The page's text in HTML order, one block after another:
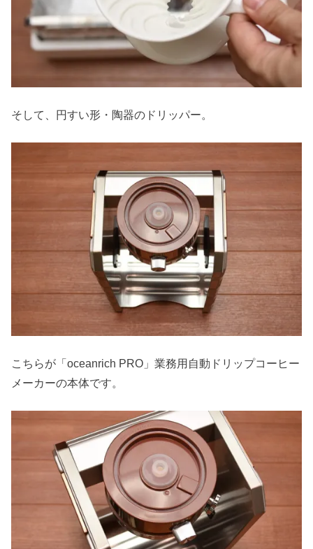
そして、円すい形・陶器のドリッパー。
こちらが「oceanrich PRO」業務用自動ドリップコーヒー
メーカーの本体です。